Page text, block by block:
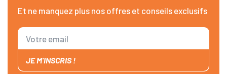
Et ne manquez plus nos offres et conseils exclusifs
JE M'INSCRIS !